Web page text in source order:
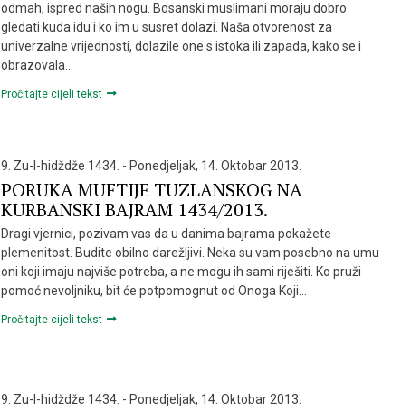
odmah, ispred naših nogu. Bosanski muslimani moraju dobro
gledati kuda idu i ko im u susret dolazi. Naša otvorenost za
univerzalne vrijednosti, dolazile one s istoka ili zapada, kako se i
obrazovala…
Pročitajte cijeli tekst
9. Zu-l-hidždže 1434. - Ponedjeljak, 14. Oktobar 2013.
PORUKA MUFTIJE TUZLANSKOG NA
KURBANSKI BAJRAM 1434/2013.
Dragi vjernici, pozivam vas da u danima bajrama pokažete
plemenitost. Budite obilno darežljivi. Neka su vam posebno na umu
oni koji imaju najviše potreba, a ne mogu ih sami riješiti. Ko pruži
pomoć nevoljniku, bit će potpomognut od Onoga Koji…
Pročitajte cijeli tekst
9. Zu-l-hidždže 1434. - Ponedjeljak, 14. Oktobar 2013.